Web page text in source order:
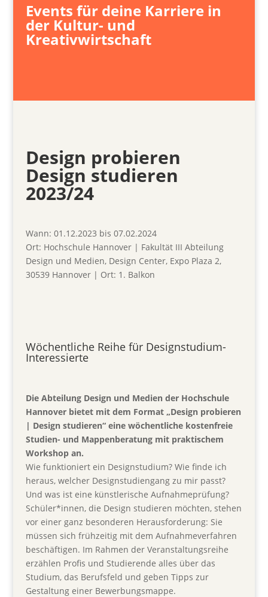
Events für deine Karriere in
der Kultur- und
Kreativwirtschaft
Design probieren
Design studieren
2023/24
Wann: 01.12.2023 bis 07.02.2024
Ort: Hochschule Hannover | Fakultät III Abteilung
Design und Medien, Design Center, Expo Plaza 2,
30539 Hannover | Ort: 1. Balkon
Wöchentliche Reihe für Designstudium-
Interessierte
Die Abteilung Design und Medien der Hochschule
Hannover bietet mit dem Format „Design probieren
| Design studieren“ eine wöchentliche kostenfreie
Studien- und Mappenberatung mit praktischem
Workshop an.
Wie funktioniert ein Designstudium? Wie finde ich
heraus, welcher Designstudiengang zu mir passt?
Und was ist eine künstlerische Aufnahmeprüfung?
Schüler*innen, die Design studieren möchten, stehen
vor einer ganz besonderen Herausforderung: Sie
müssen sich frühzeitig mit dem Aufnahmeverfahren
beschäftigen. Im Rahmen der Veranstaltungsreihe
erzählen Profis und Studierende alles über das
Studium, das Berufsfeld und geben Tipps zur
Gestaltung einer Bewerbungsmappe.